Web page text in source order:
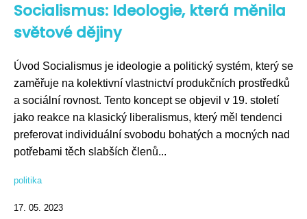
Socialismus: Ideologie, která měnila
světové dějiny
Úvod Socialismus je ideologie a politický systém, který se
zaměřuje na kolektivní vlastnictví produkčních prostředků
a sociální rovnost. Tento koncept se objevil v 19. století
jako reakce na klasický liberalismus, který měl tendenci
preferovat individuální svobodu bohatých a mocných nad
potřebami těch slabších členů...
politika
17. 05. 2023